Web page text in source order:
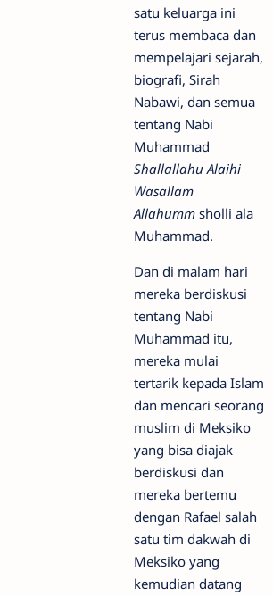
satu keluarga ini
terus membaca dan
mempelajari sejarah,
biografi, Sirah
Nabawi, dan semua
tentang Nabi
Muhammad
Shallallahu Alaihi
Wasallam
Allahumm sholli ala
Muhammad.
Dan di malam hari
mereka berdiskusi
tentang Nabi
Muhammad itu,
mereka mulai
tertarik kepada Islam
dan mencari seorang
muslim di Meksiko
yang bisa diajak
berdiskusi dan
mereka bertemu
dengan Rafael salah
satu tim dakwah di
Meksiko yang
kemudian datang